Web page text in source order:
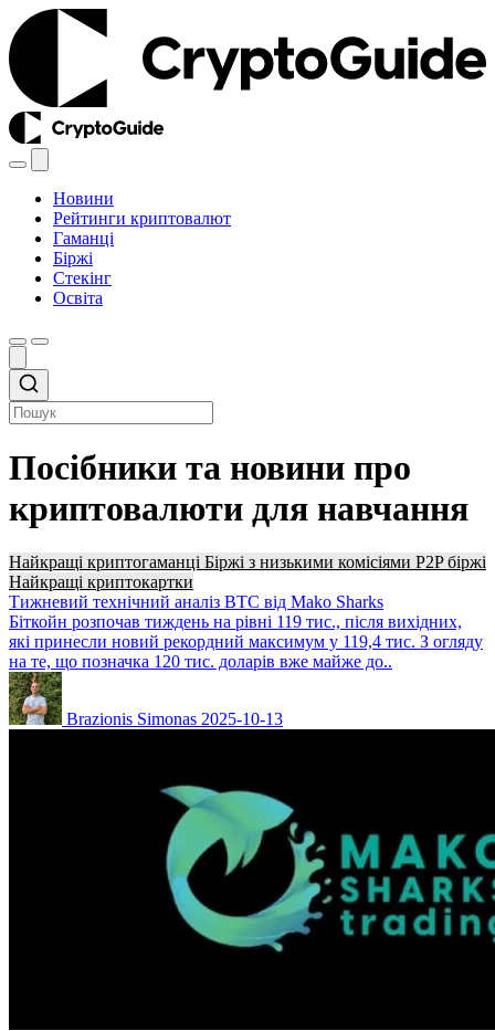
Новини
Рейтинги криптовалют
Гаманці
Біржі
Стекінг
Освіта
Посібники та новини про
криптовалюти для навчання
Найкращі криптогаманці Біржі з низькими комісіями P2P біржі
Найкращі криптокартки
Тижневий технічний аналіз BTC від Mako Sharks
Біткойн розпочав тиждень на рівні 119 тис., після вихідних,
які принесли новий рекордний максимум у 119,4 тис. З огляду
на те, що позначка 120 тис. доларів вже майже до..
Brazionis Simonas 2025-10-13